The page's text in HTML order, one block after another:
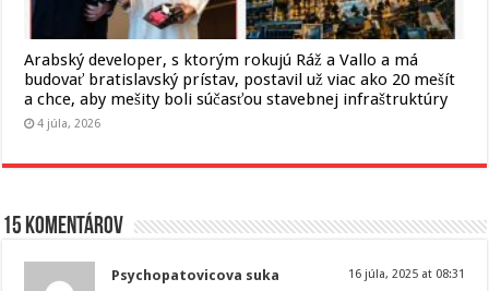
Arabský developer, s ktorým rokujú Ráž a Vallo a má
budovať bratislavský prístav, postavil už viac ako 20 mešít
a chce, aby mešity boli súčasťou stavebnej infraštruktúry
4 júla, 2026
15 komentárov
Psychopatovicova suka 16 júla, 2025 at 08:31